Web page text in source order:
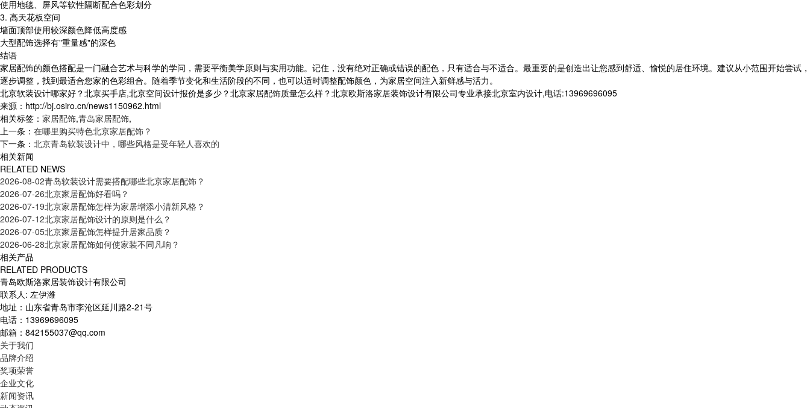
使用地毯、屏风等软性隔断配合色彩划分
3. 高天花板空间
墙面顶部使用较深颜色降低高度感
大型配饰选择有"重量感"的深色
结语
家居配饰的颜色搭配是一门融合艺术与科学的学问，需要平衡美学原则与实用功能。记住，没有绝对正确或错误的配色，只有适合与不适合。最重要的是创造出让您感到舒适、愉悦的居住环境。建议从小范围开始尝试，
逐步调整，找到最适合您家的色彩组合。随着季节变化和生活阶段的不同，也可以适时调整配饰颜色，为家居空间注入新鲜感与活力。
北京软装设计哪家好？北京买手店,北京空间设计报价是多少？北京家居配饰质量怎么样？北京欧斯洛家居装饰设计有限公司专业承接北京室内设计,电话:13969696095
来源：http://bj.osiro.cn/news1150962.html
相关标签： 家居配饰,青岛家居配饰,
上一条： 在哪里购买特色北京家居配饰？
下一条： 北京青岛软装设计中，哪些风格是受年轻人喜欢的
相关新闻
RELATED NEWS
2026-08-02青岛软装设计需要搭配哪些北京家居配饰？
2026-07-26北京家居配饰好看吗？
2026-07-19北京家居配饰怎样为家居增添小清新风格？
2026-07-12北京家居配饰设计的原则是什么？
2026-07-05北京家居配饰怎样提升居家品质？
2026-06-28北京家居配饰如何使家装不同凡响？
相关产品
RELATED PRODUCTS
青岛欧斯洛家居装饰设计有限公司
联系人: 左伊潍
地址：山东省青岛市李沧区延川路2-21号
电话：13969696095
邮箱：842155037@qq.com
关于我们
品牌介绍
奖项荣誉
企业文化
新闻资讯